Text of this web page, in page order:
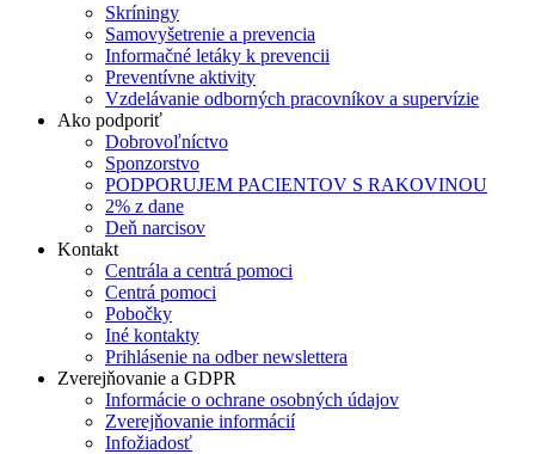
Skríningy
Samovyšetrenie a prevencia
Informačné letáky k prevencii
Preventívne aktivity
Vzdelávanie odborných pracovníkov a supervízie
Ako podporiť
Dobrovoľníctvo
Sponzorstvo
PODPORUJEM PACIENTOV S RAKOVINOU
2% z dane
Deň narcisov
Kontakt
Centrála a centrá pomoci
Centrá pomoci
Pobočky
Iné kontakty
Prihlásenie na odber newslettera
Zverejňovanie a GDPR
Informácie o ochrane osobných údajov
Zverejňovanie informácií
Infožiadosť